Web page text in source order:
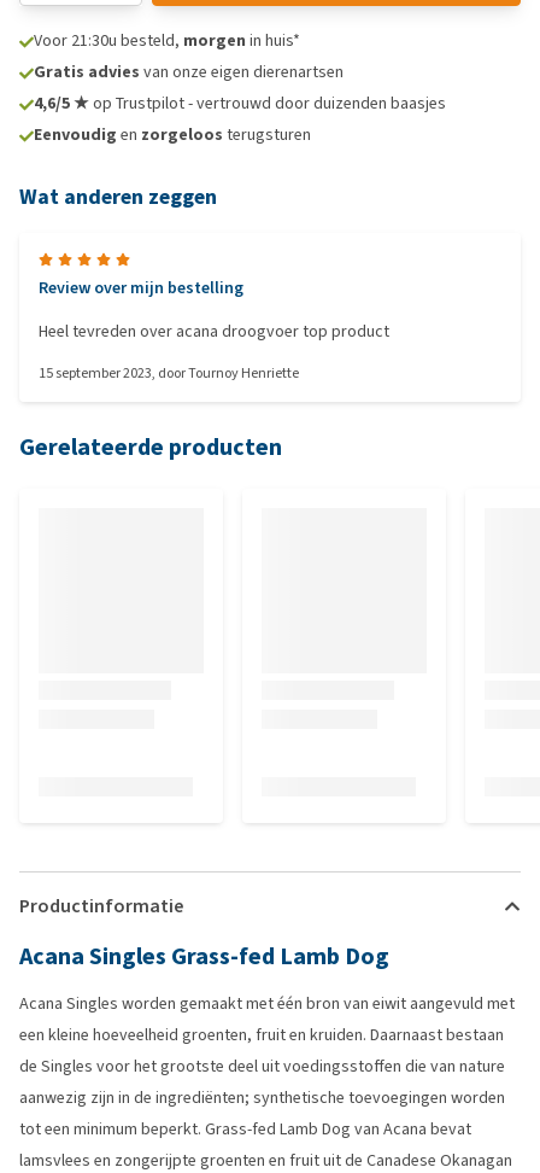
Voor 21:30u besteld, morgen in huis*
Gratis advies van onze eigen dierenartsen
4,6/5 ★op Trustpilot - vertrouwd door duizenden baasjes
Eenvoudig en zorgeloos terugsturen
Wat anderen zeggen
Review over mijn bestelling
Heel tevreden over acana droogvoer top product
15 september 2023, doorTournoy Henriette
Gerelateerde producten
Productinformatie
Acana Singles Grass-fed Lamb Dog
Acana Singles worden gemaakt met één bron van eiwit aangevuld met
een kleine hoeveelheid groenten, fruit en kruiden. Daarnaast bestaan
de Singles voor het grootste deel uit voedingsstoffen die van nature
aanwezig zijn in de ingrediënten; synthetische toevoegingen worden
tot een minimum beperkt. Grass-fed Lamb Dog van Acana bevat
lamsvlees en zongerijpte groenten en fruit uit de Canadese Okanagan